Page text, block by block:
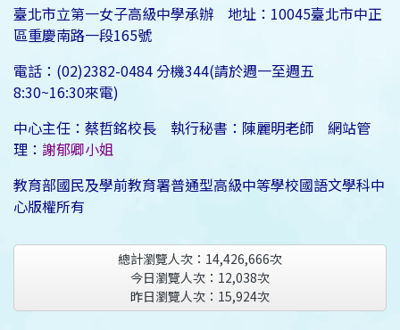
臺北市立第一女子高級中學承辦 地址：10045臺北市中正
區重慶南路一段165號
電話：(02)2382-0484 分機344(請於週一至週五
8:30~16:30來電)
中心主任：蔡哲銘校長 執行秘書：陳麗明老師 網站管
理： 謝郁卿小姐
教育部國民及學前教育署普通型高級中等學校國語文學科中
心版權所有
總計瀏覽人次： 14,426,666次
今日瀏覽人次： 12,038次
昨日瀏覽人次： 15,924次